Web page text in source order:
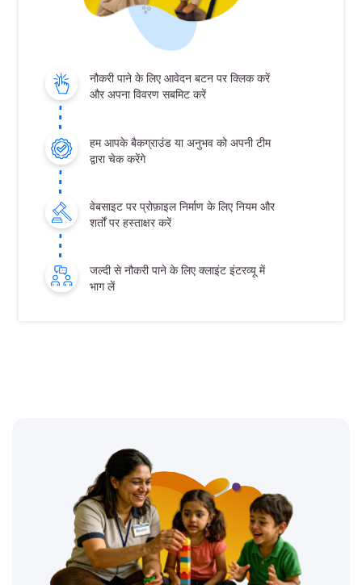
नौकरी पाने के लिए आवेदन बटन पर क्लिक करें
और अपना विवरण सबमिट करें
हम आपके बैकग्राउंड या अनुभव को अपनी टीम
द्वारा चेक करेंगे
वेबसाइट पर प्रोफ़ाइल निर्माण के लिए नियम और
शर्तों पर हस्ताक्षर करें
जल्दी से नौकरी पाने के लिए क्लाइंट इंटरव्यू में
भाग लें